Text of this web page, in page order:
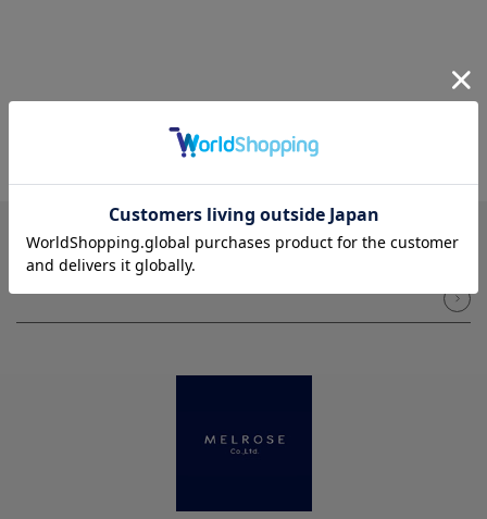
NEWSLETTER メルマガ登録